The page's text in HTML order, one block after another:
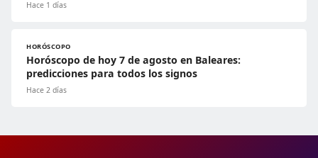
Hace 1 días
HORÓSCOPO
Horóscopo de hoy 7 de agosto en Baleares:
predicciones para todos los signos
Hace 2 días